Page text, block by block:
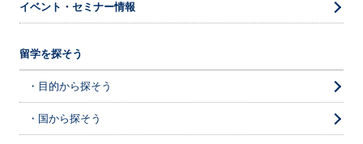
イベント・セミナー情報
留学を探そう
・目的から探そう
・国から探そう